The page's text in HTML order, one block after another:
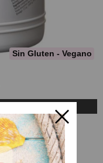
Sin Gluten - Vegano